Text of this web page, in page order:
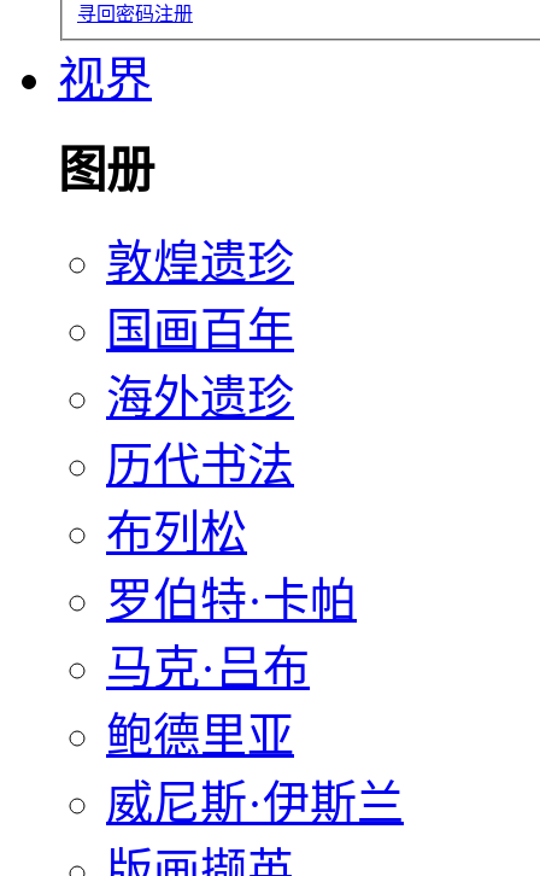
寻回密码注册
视界
图册
敦煌遗珍
国画百年
海外遗珍
历代书法
布列松
罗伯特·卡帕
马克·吕布
鲍德里亚
威尼斯·伊斯兰